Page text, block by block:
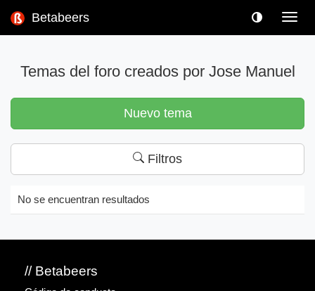
Betabeers
Temas del foro creados por Jose Manuel
Nuevo tema
Filtros
No se encuentran resultados
// Betabeers